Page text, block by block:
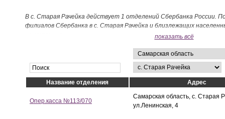
В с. Старая Рачейка действует 1 отделений Сбербанка России.
филиалов Сбербанка в с. Старая Рачейка и близлежащих
показать всё
Название отделения Адрес
Опер.касса №113/070
Самарская область, с. Старая
ул.Ленинская, 4